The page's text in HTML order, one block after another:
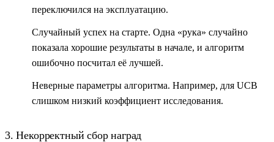
переключился на эксплуатацию.
Случайный успех на старте. Одна «рука» случайно
показала хорошие результаты в начале, и алгоритм
ошибочно посчитал её лучшей.
Неверные параметры алгоритма. Например, для UCB
слишком низкий коэффициент исследования.
3. Некорректный сбор наград